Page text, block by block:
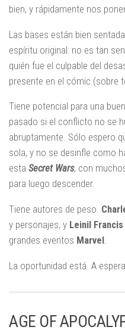
bien, y rápidamente nos
Las bases están bien
espíritu original: no es tan
quién fue el culpable del
presente en el cómic (sobre
Tiene potencial para una
pasado si el conflicto no se
abruptamente. Sólo espero
sola, y no se desinfle como
esta Secret Wars, con
para luego descender.
Tiene autores de peso.
y personajes, y Leinil Francis
grandes eventos Marvel.
La oportunidad está. A
AGE OF